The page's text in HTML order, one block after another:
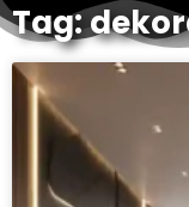
Tag: